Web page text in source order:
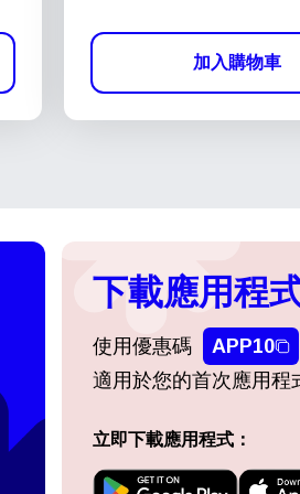
加入購物車
下載應用程
使用優惠碼
APP10
適用於您的首次應用程
立即下載應用程式：
登入或註冊